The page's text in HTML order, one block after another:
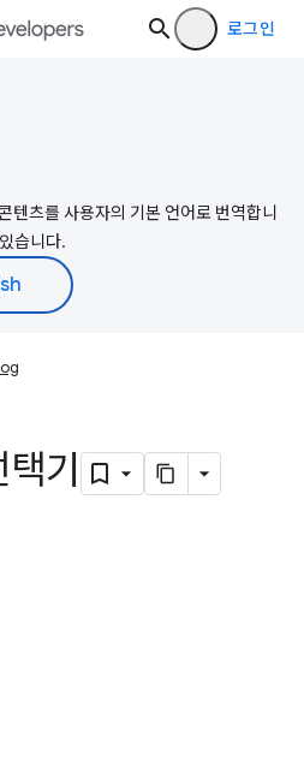
로그인
츠를 사용자의 기본 언어로 번역합니
습니다.
기